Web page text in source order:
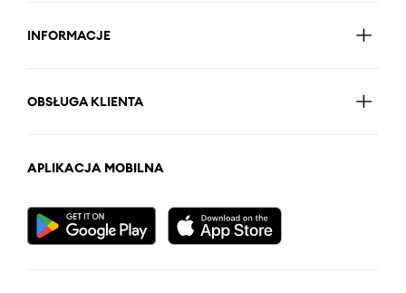
INFORMACJE
OBSŁUGA KLIENTA
APLIKACJA MOBILNA